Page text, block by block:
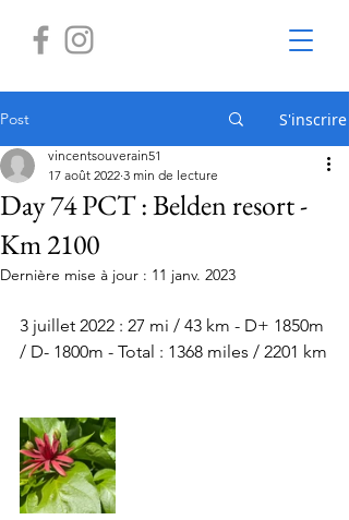
Post S'inscrire
Day 74 PCT : Belden resort -
Km 2100
vincentsouverain51
17 août 2022 3 min de lecture
Dernière mise à jour : 11 janv. 2023
3 juillet 2022 : 27 mi / 43 km - D+ 1850m
/ D- 1800m - Total : 1368 miles / 2201 km